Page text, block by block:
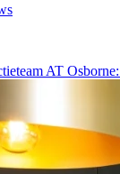
AT